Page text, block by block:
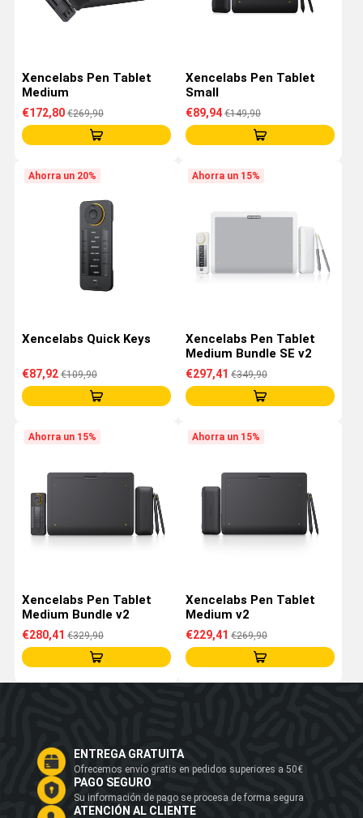
Xencelabs Pen Tablet
Medium
€172,80 €269,90
Xencelabs Pen Tablet
Small
€89,94 €149,90
Ahorra un 20%
Xencelabs Quick Keys
€87,92 €109,90
Ahorra un 15%
Xencelabs Pen Tablet
Medium Bundle SE v2
€297,41 €349,90
Ahorra un 15%
Xencelabs Pen Tablet
Medium Bundle v2
€280,41 €329,90
Ahorra un 15%
Xencelabs Pen Tablet
Medium v2
€229,41 €269,90
ENTREGA GRATUITA
Ofrecemos envío gratis en pedidos superiores a 50€
PAGO SEGURO
Su información de pago se procesa de forma segura
ATENCIÓN AL CLIENTE